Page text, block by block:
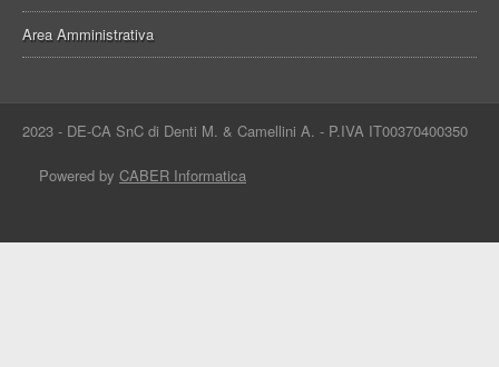
Area Amministrativa
2023 - DE-CA SnC di Denti M. & Camellini A. - P.IVA IT00370400350
Powered by CABER Informatica